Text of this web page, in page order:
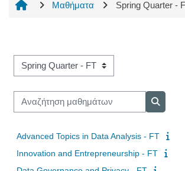
Μαθήματα Spring Quarter -
Κατηγορίες μαθημάτων
Advanced Topics in Data Analysis - FT
Innovation and Entrepreneurship - FT